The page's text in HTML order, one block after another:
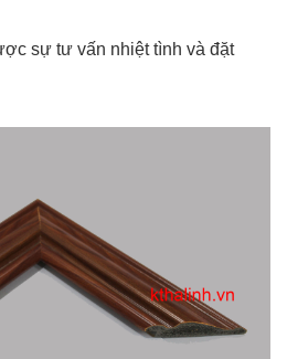
sự tư vấn nhiệt tình và đặt